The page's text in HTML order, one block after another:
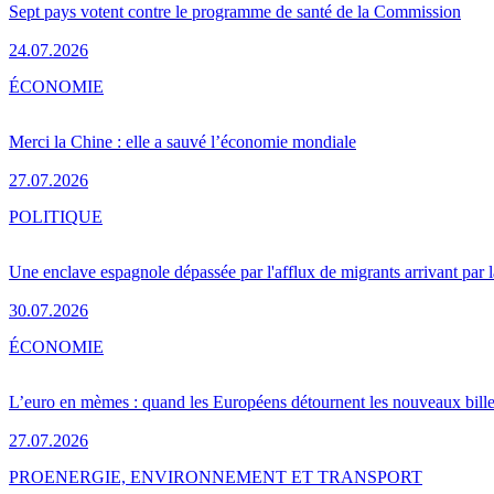
Sept pays votent contre le programme de santé de la Commission
24.07.2026
Merci la Chine : elle a sauvé l’économie mondiale
27.07.2026
ÉCONOMIE
Une enclave espagnole dépassée par l'afflux de migrants arrivant par
30.07.2026
POLITIQUE
L’euro en mèmes : quand les Européens détournent les nouveaux
27.07.2026
ÉCONOMIE
PROENERGIE, ENVIRONNEMENT ET TRANSPORT